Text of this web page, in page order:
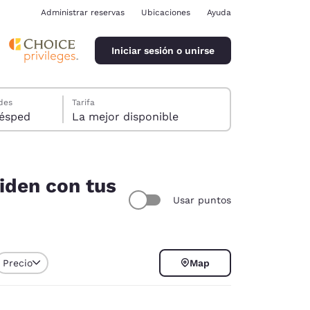
Administrar reservas Ubicaciones Ayuda
Iniciar sesión o unirse
1 huésped
Tarifa
La mejor disponible
con tus
Usar puntos
Precio Map